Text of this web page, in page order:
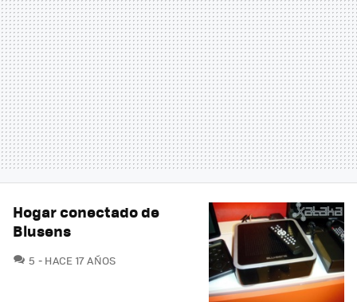
Hogar conectado de
Blusens
5 COMENTARIOS
HACE 17 AÑOS